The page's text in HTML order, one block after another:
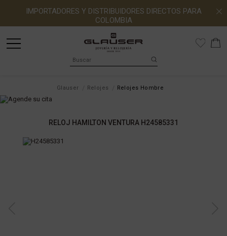
IMPORTADORES Y DISTRIBUIDORES DIRECTOS PARA
COLOMBIA
Glauser Relojes Relojes Hombre
RELOJ HAMILTON VENTURA H24585331